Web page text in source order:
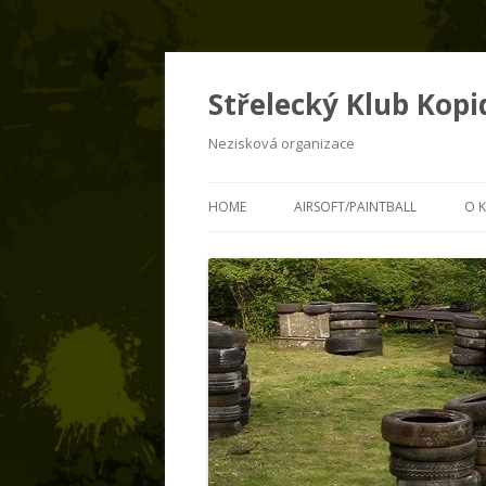
Střelecký Klub
Nezisková organizace
HOME AIRSOFT/PAINTBALL
PAINTBALL
O